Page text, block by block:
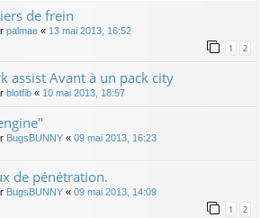
de frein
palmae « 13 mai 2013, 16:52
1 2
assist Avant à un pack city
blotfib « 10 mai 2013, 18:57
BugsBUNNY « 09 mai 2013, 16:23
de pénétration.
BugsBUNNY « 09 mai 2013, 14:09
1 2